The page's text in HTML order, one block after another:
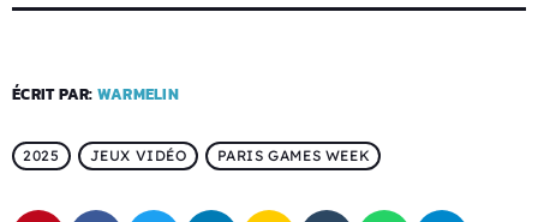
ÉCRIT PAR: WARMELIN
2025 JEUX VIDÉO PARIS GAMES WEEK